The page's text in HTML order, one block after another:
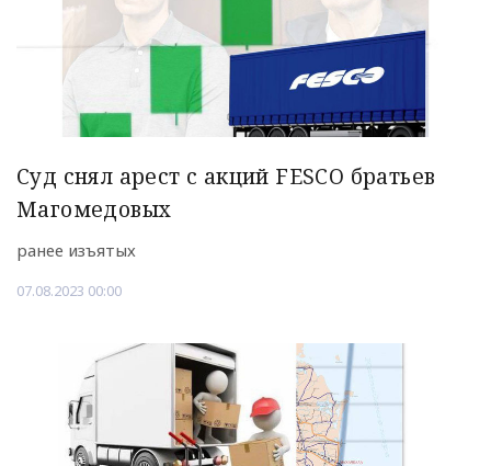
Суд снял арест с акций FESCO братьев
Магомедовых
ранее изъятых
07.08.2023 00:00